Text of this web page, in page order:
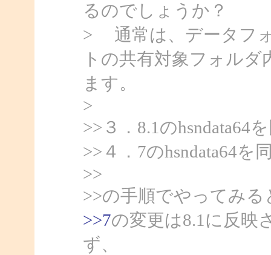
るのでしょうか？
> 通常は、データフ
トの共有対象フォル
ます。
>
>>３．8.1のhsndata64
>>４．7のhsndata64を
>>
>>の手順でやってみる
>>7の変更は8.1に反映
ず、